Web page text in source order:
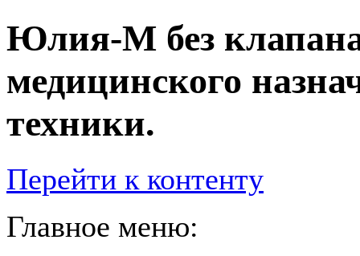
Юлия-М без
медицинского
техники.
Перейти к контенту
Главное меню: